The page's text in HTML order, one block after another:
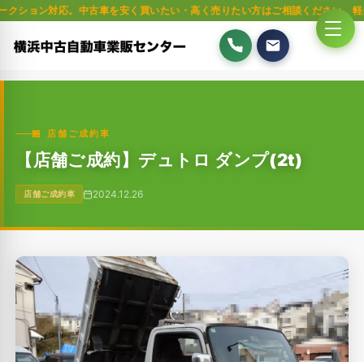
応。中古車を安く買いたい・高く売りたい方はご相談ください。軽自動
🏪 店舗ご成約車
【店舗ご成約】デュトロ ダンプ(2t)
店舗ご成約車 2024.12.26